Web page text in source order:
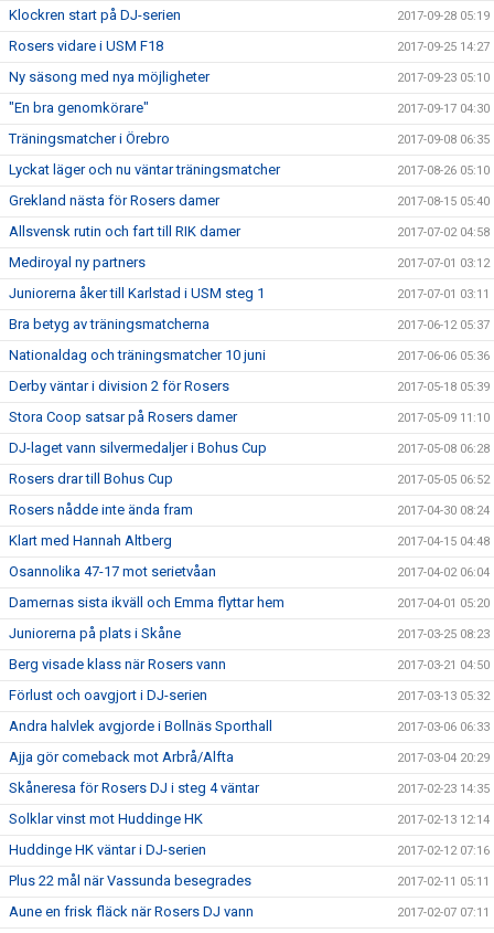
Klockren start på DJ-serien 2017-09-28 05:19
Rosers vidare i USM F18 2017-09-25 14:27
Ny säsong med nya möjligheter 2017-09-23 05:10
"En bra genomkörare" 2017-09-17 04:30
Träningsmatcher i Örebro 2017-09-08 06:35
Lyckat läger och nu väntar träningsmatcher 2017-08-26 05:10
Grekland nästa för Rosers damer 2017-08-15 05:40
Allsvensk rutin och fart till RIK damer 2017-07-02 04:58
Mediroyal ny partners 2017-07-01 03:12
Juniorerna åker till Karlstad i USM steg 1 2017-07-01 03:11
Bra betyg av träningsmatcherna 2017-06-12 05:37
Nationaldag och träningsmatcher 10 juni 2017-06-06 05:36
Derby väntar i division 2 för Rosers 2017-05-18 05:39
Stora Coop satsar på Rosers damer 2017-05-09 11:10
DJ-laget vann silvermedaljer i Bohus Cup 2017-05-08 06:28
Rosers drar till Bohus Cup 2017-05-05 06:52
Rosers nådde inte ända fram 2017-04-30 08:24
Klart med Hannah Altberg 2017-04-15 04:48
Osannolika 47-17 mot serietvåan 2017-04-02 06:04
Damernas sista ikväll och Emma flyttar hem 2017-04-01 05:20
Juniorerna på plats i Skåne 2017-03-25 08:23
Berg visade klass när Rosers vann 2017-03-21 04:50
Förlust och oavgjort i DJ-serien 2017-03-13 05:32
Andra halvlek avgjorde i Bollnäs Sporthall 2017-03-06 06:33
Ajja gör comeback mot Arbrå/Alfta 2017-03-04 20:29
Skåneresa för Rosers DJ i steg 4 väntar 2017-02-23 14:35
Solklar vinst mot Huddinge HK 2017-02-13 12:14
Huddinge HK väntar i DJ-serien 2017-02-12 07:16
Plus 22 mål när Vassunda besegrades 2017-02-11 05:11
Aune en frisk fläck när Rosers DJ vann 2017-02-07 07:11